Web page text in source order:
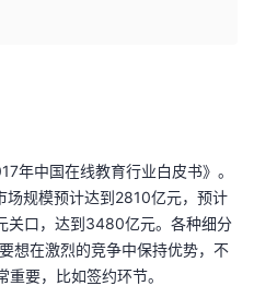
年中国在线教育行业白皮书》。
场规模预计达到2810亿元，预计
关口，达到3480亿元。各种细分
想在激烈的竞争中保持优势，不
要，比如签约环节。